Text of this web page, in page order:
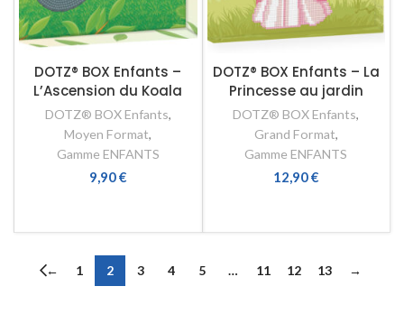
DOTZ® BOX Enfants –
L’Ascension du Koala
DOTZ® BOX Enfants,
Moyen Format,
Gamme ENFANTS
9,90€
DOTZ® BOX Enfants – La
Princesse au jardin
DOTZ® BOX Enfants,
Grand Format,
Gamme ENFANTS
12,90€
← 1 2 3 4 5 … 11 12 13 →